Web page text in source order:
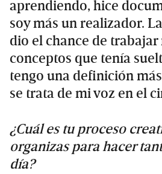
aprendiendo, hice
soy más un realizador.
dio el chance de trabajar
conceptos que tenía
tengo una definición
se trata de mi voz en el
¿Cuál es tu proceso
organizas para hacer
día?